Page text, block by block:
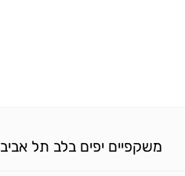
משקפיים יפים בלב תל אביב